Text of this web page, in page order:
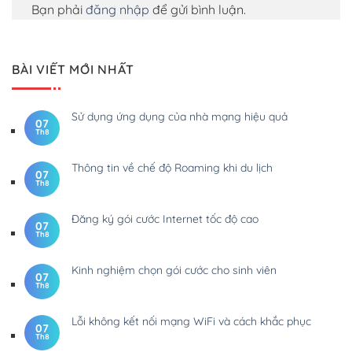
Bạn phải đăng nhập để gửi bình luận.
BÀI VIẾT MỚI NHẤT
07
Th8
Sử dụng ứng dụng của nhà mạng hiệu quả
07
Th8
Thông tin về chế độ Roaming khi du lịch
07
Th8
Đăng ký gói cước Internet tốc độ cao
07
Th8
Kinh nghiệm chọn gói cước cho sinh viên
07
Th8
Lỗi không kết nối mạng WiFi và cách khắc phục